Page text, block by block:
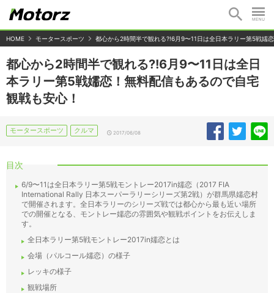
HOME モータースポーツ 都心から2時間半で観れる?!6月9〜11日は全日本ラリー第5戦嬬
都心から2時間半で観れる?!6月9〜11日は全日
本ラリー第5戦嬬恋！無料配信もあるので自宅
観戦も安心！
モータースポーツ クルマ 2017/06/08
目次
6/9〜11は全日本ラリー第5戦モントレー2017in嬬恋（2017 FIA
International Rally 日本スーパーラリーシリーズ第2戦）が群馬県嬬恋村
で開催されます。全日本ラリーのシリーズ戦では都心から最も近い場所
での開催となる、モントレー嬬恋の雰囲気や観戦ポイントをお伝えしま
す。
全日本ラリー第5戦モントレー2017in嬬恋とは
会場（パルコール嬬恋）の様子
レッキの様子
観戦場所